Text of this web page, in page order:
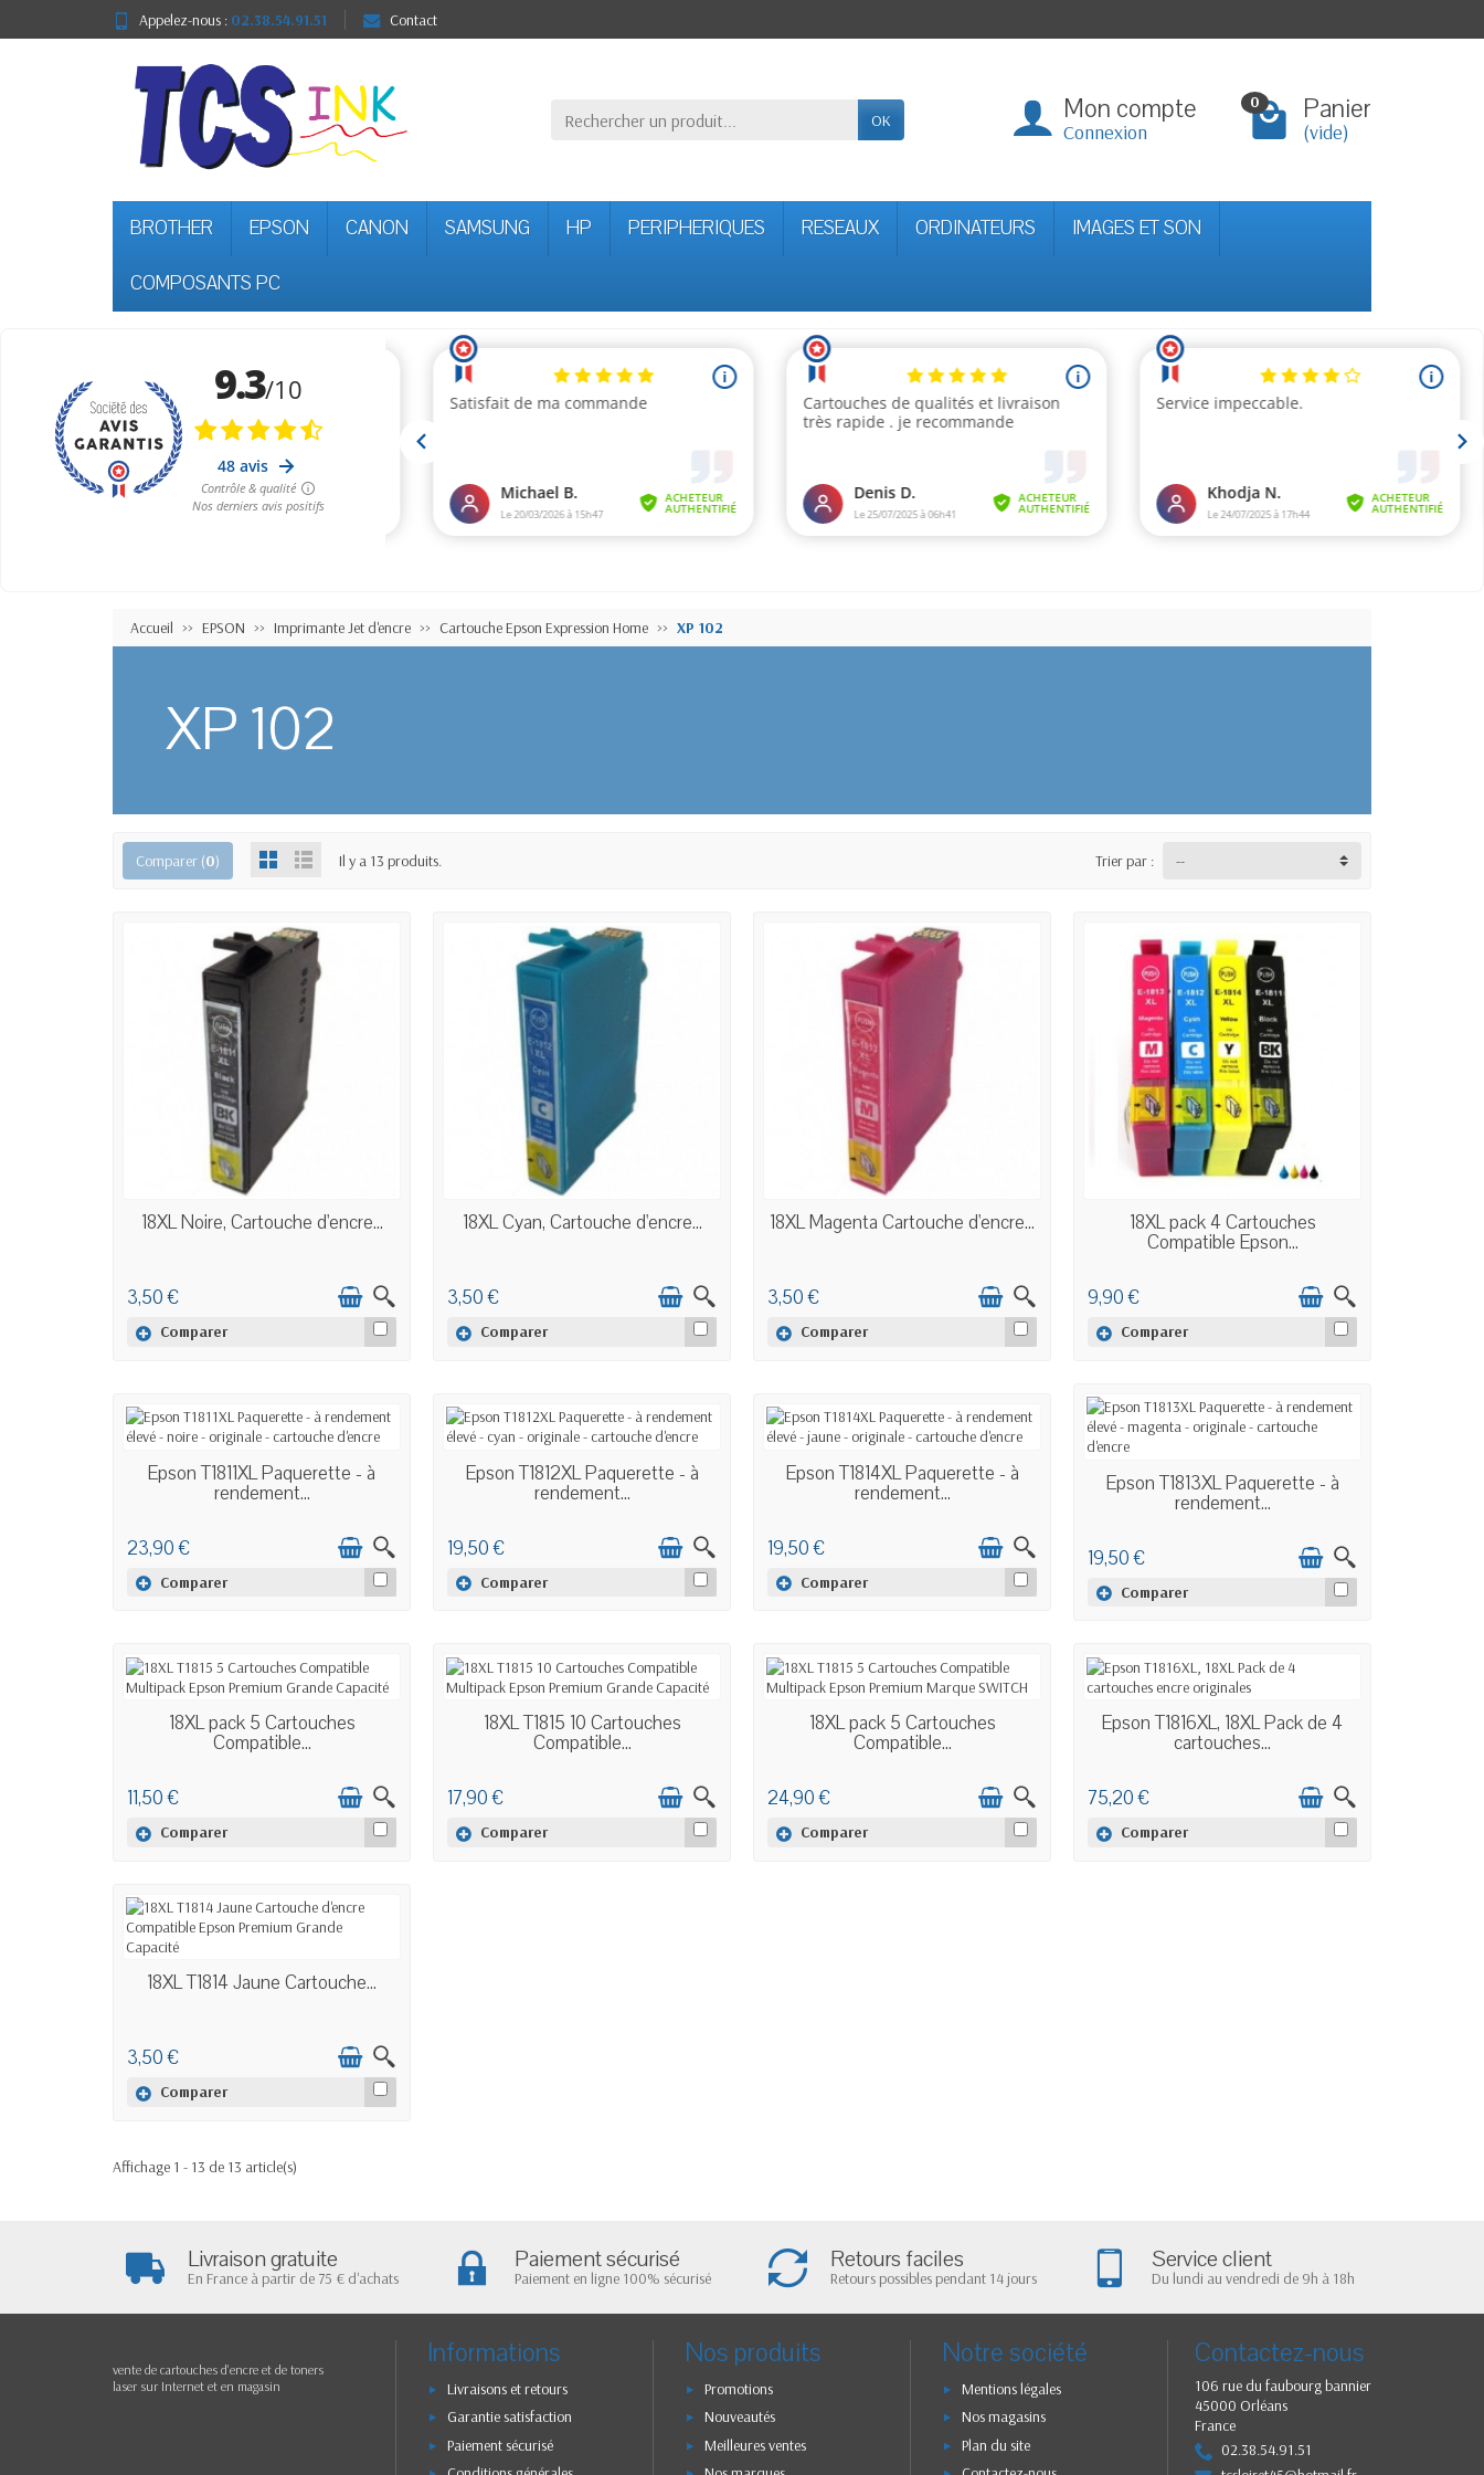
Appelez-nous : 02.38.54.91.51 Contact
OK Mon compte
Connexion
0 Panier
(vide)
BROTHER EPSON CANON SAMSUNG HP PERIPHERIQUES RESEAUX ORDINATEURS IMAGES ET SON
COMPOSANTS PC
Accueil EPSON Imprimante Jet d'encre Cartouche Epson Expression Home XP 102
XP 102
Comparer (0) Il y a 13 produits. Trier par :
EN STOCK
18XL Noire, Cartouche d'encre...
3,50 €
Comparer
EN STOCK
18XL Cyan, Cartouche d'encre...
3,50 €
Comparer
EN STOCK
18XL Magenta Cartouche d'encre...
3,50 €
Comparer
EN STOCK
18XL pack 4 Cartouches
Compatible Epson...
9,90 €
Comparer
EN STOCK
Epson T1811XL Paquerette - à
rendement...
23,90 €
Comparer
EN STOCK
Epson T1812XL Paquerette - à
rendement...
19,50 €
Comparer
EN STOCK
Epson T1814XL Paquerette - à
rendement...
19,50 €
Comparer
EN STOCK
Epson T1813XL Paquerette - à
rendement...
19,50 €
Comparer
EN STOCK
18XL pack 5 Cartouches
Compatible...
11,50 €
Comparer
EN STOCK
18XL T1815 10 Cartouches
Compatible...
17,90 €
Comparer
EN STOCK
18XL pack 5 Cartouches
Compatible...
24,90 €
Comparer
EN STOCK
Epson T1816XL, 18XL Pack de 4
cartouches...
75,20 €
Comparer
EN STOCK
18XL T1814 Jaune Cartouche...
3,50 €
Comparer
Affichage 1 - 13 de 13 article(s)
Livraison gratuite
En France à partir de 75 € d'achats
Paiement sécurisé
Paiement en ligne 100% sécurisé
Retours faciles
Retours possibles pendant 14 jours
Service client
Du lundi au vendredi de 9h à 18h
vente de cartouches d'encre et de toners
laser sur Internet et en magasin
Informations
Livraisons et retours
Garantie satisfaction
Paiement sécurisé
Nos produits
Promotions
Nouveautés
Meilleures ventes
Notre société
Mentions légales
Nos magasins
Plan du site
Contactez-nous
106 rue du faubourg bannier
45000 Orléans
France
02.38.54.91.51